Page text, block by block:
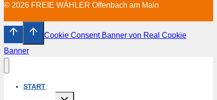
© 2026 FREIE WÄHLER Offenbach am Main
Cookie Consent Banner von Real Cookie
Banner
START
Untermenü